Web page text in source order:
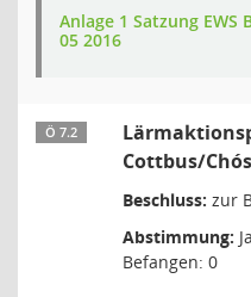
Anlage 1 Satzung EWS
05 2016
Ö 7.2
Cottbus/
Beschluss: zur
Abstimmung:
Befangen: 0